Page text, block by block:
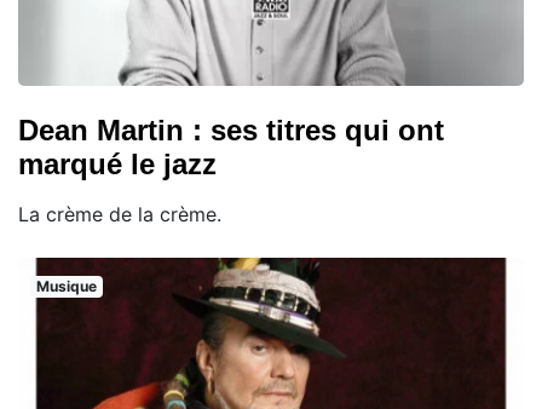
Dean Martin : ses titres qui ont
marqué le jazz
La crème de la crème.
Musique